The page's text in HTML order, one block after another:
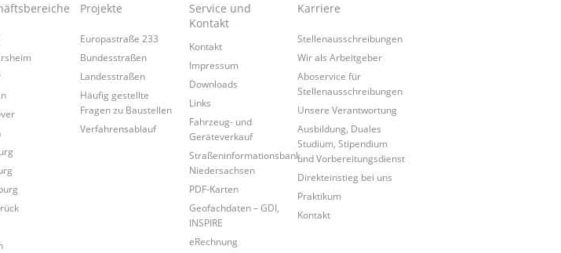
Projekte
Europastraße 233
Bundesstraßen
Landesstraßen
Häufig gestellte
Fragen zu Baustellen
Verfahrensablauf
Service und
Kontakt
Kontakt
Impressum
Downloads
Links
Fahrzeug- und
Geräteverkauf
Straßeninformationsbank
Niedersachsen
PDF-Karten
Geofachdaten – GDI,
INSPIRE
eRechnung
Karriere
Stellenausschreibungen
Wir als Arbeitgeber
Aboservice für
Stellenausschreibungen
Unsere Verantwortung
Ausbildung, Duales
Studium, Stipendium
und Vorbereitungsdienst
Direkteinstieg bei uns
Praktikum
Kontakt